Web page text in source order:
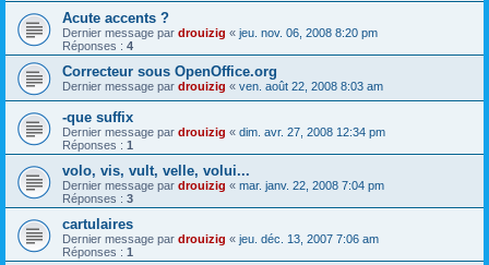
Acute accents ?
Dernier message par drouizig « jeu. nov. 06, 2008 8:20 pm
Réponses : 4
Correcteur sous OpenOffice.org
Dernier message par drouizig « ven. août 22, 2008 8:03 am
-que suffix
Dernier message par drouizig « dim. avr. 27, 2008 12:34 pm
Réponses : 1
volo, vis, vult, velle, volui...
Dernier message par drouizig « mar. janv. 22, 2008 7:04 pm
Réponses : 3
cartulaires
Dernier message par drouizig « jeu. déc. 13, 2007 7:06 am
Réponses : 1